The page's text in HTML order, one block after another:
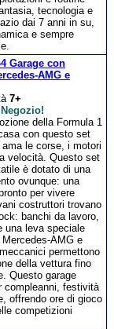
tecnologia e
dai 7 anni in su,
e sempre
Garage con
AMG e
7+
della Formula 1
con questo set
le corse, i motori
velocità. Questo set
è dotato di una
ovunque: una
per vivere
costruttori trovano
banchi da lavoro,
una leva speciale
AMG e
permettono
della vettura fino
Questo garage
compleanni, festività
offrendo ore di gioco
competizioni